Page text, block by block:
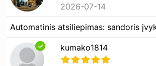
2026-07-14
Automatinis atsiliepimas: sandoris
kumako1814